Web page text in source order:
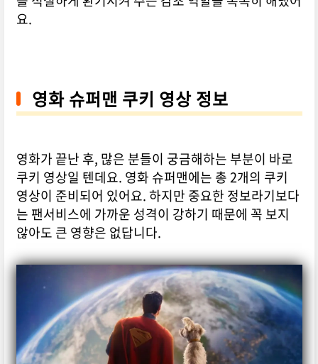
요.
영화 슈퍼맨 쿠키 영상 정보
영화가 끝난 후, 많은 분들이 궁금해하는 부분이 바로
쿠키 영상일 텐데요. 영화 슈퍼맨에는 총 2개의 쿠키
영상이 준비되어 있어요. 하지만 중요한 정보라기보다
는 팬서비스에 가까운 성격이 강하기 때문에 꼭 보지
않아도 큰 영향은 없답니다.